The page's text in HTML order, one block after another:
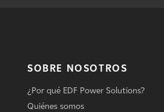
SOBRE NOSOTROS
¿Por qué EDF Power Solutions?
Quiénes somos